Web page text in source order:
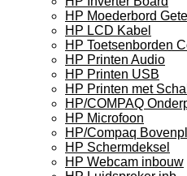
HP Moederbord
HP LCD Kabel
HP Toetsenborden
HP Printen Audio
HP Printen USB
HP Printen met
HP/COMPAQ
HP Microfoon
HP/Compaq
HP Schermdeksel
HP Webcam inbouw